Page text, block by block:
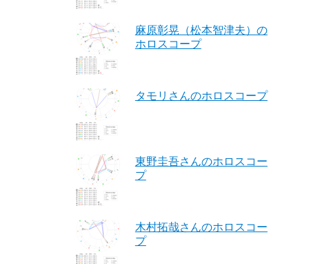
麻原彰晃（松本智津夫）の
ホロスコープ
タモリさんのホロスコープ
東野圭吾さんのホロスコー
プ
木村拓哉さんのホロスコー
プ